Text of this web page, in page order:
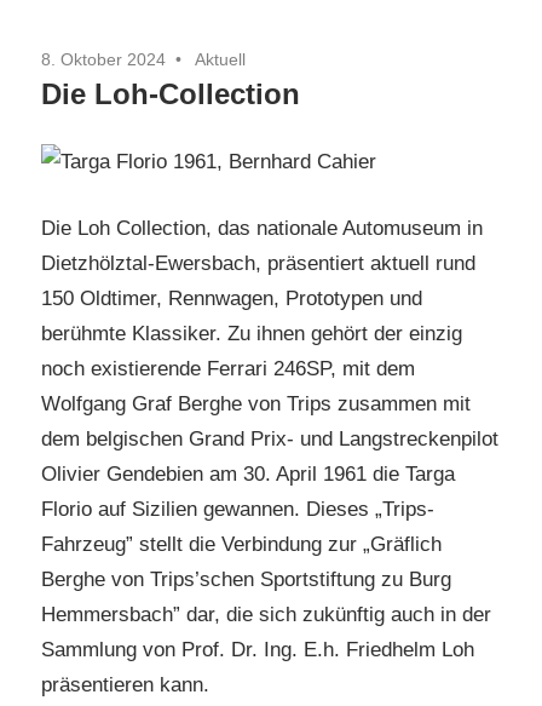
8. Oktober 2024 Aktuell
Die Loh-Collection
Die Loh Collection, das nationale Automuseum in
Dietzhölztal-Ewersbach, präsentiert aktuell rund
150 Oldtimer, Rennwagen, Prototypen und
berühmte Klassiker. Zu ihnen gehört der einzig
noch existierende Ferrari 246SP, mit dem
Wolfgang Graf Berghe von Trips zusammen mit
dem belgischen Grand Prix- und Langstreckenpilot
Olivier Gendebien am 30. April 1961 die Targa
Florio auf Sizilien gewannen. Dieses „Trips-
Fahrzeug” stellt die Verbindung zur „Gräflich
Berghe von Trips’schen Sportstiftung zu Burg
Hemmersbach” dar, die sich zukünftig auch in der
Sammlung von Prof. Dr. Ing. E.h. Friedhelm Loh
präsentieren kann.